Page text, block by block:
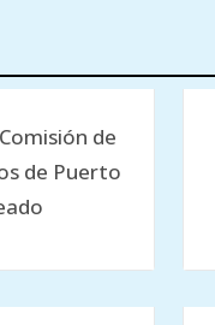
de
de Puerto